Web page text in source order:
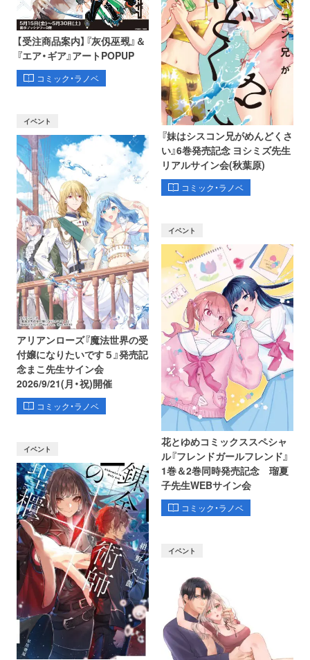
【受注商品案内】『灰仭巫覡』＆
『エア・ギア』アートPOPUP
コミック・ラノベ
『妹はシスコン兄がめんどくさ
い』6巻発売記念 ヨシミズ先生
リアルサイン会(秋葉原)
コミック・ラノベ
イベント
アリアンローズ『魔法世界の受
付嬢になりたいです５』発売記
念まこ先生サイン会
2026/9/21(月・祝)開催
コミック・ラノベ
イベント
花とゆめコミックススペシャ
ル『フレンドガールフレンド』
1巻＆2巻同時発売記念 瑠夏
子先生WEBサイン会
コミック・ラノベ
イベント
イベント